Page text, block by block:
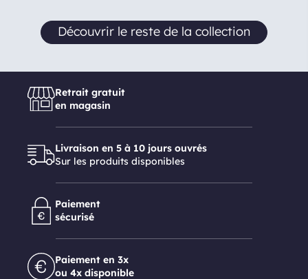
Découvrir le reste de la collection
Retrait gratuit
en magasin
Livraison en 5 à 10 jours ouvrés
Sur les produits disponibles
Paiement
sécurisé
Paiement en 3x
ou 4x disponible